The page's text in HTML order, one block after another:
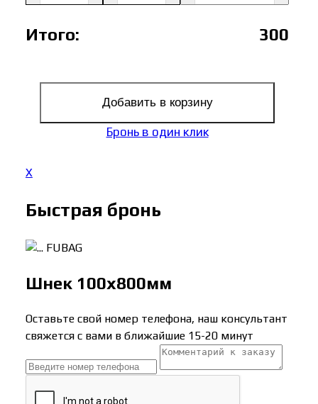
Итого: 300
Добавить в корзину
Бронь в один клик
X
Быстрая бронь
FUBAG
Шнек 100х800мм
Оставьте свой номер телефона, наш консультант
свяжется с вами в ближайшие 15-20 минут